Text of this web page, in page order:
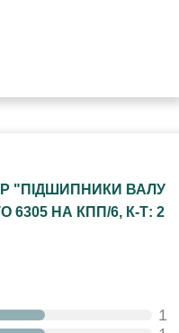
"ПІДШИПНИКИ ВАЛУ
6305 НА КПП/6, К-Т: 2
1